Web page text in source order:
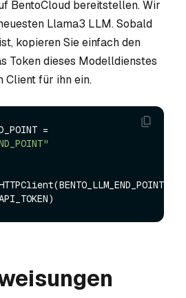
BentoCloud bereitstellen. Wir
Llama3 LLM. Sobald
kopieren Sie einfach den
Token dieses Modelldienstes
Client für ihn ein.